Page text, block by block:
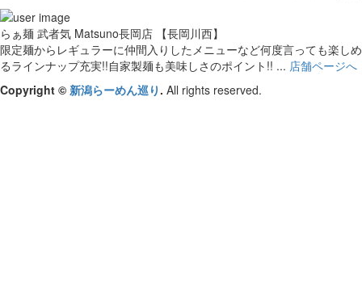
らぁ麺 武者気 Matsuno長岡店 【長岡川西】
限定麺からレギュラーに仲間入りしたメニューなど何度言っても楽しめ
るラインナップ充実!!自家製麺も美味しさのポイント!! ... 店舗ページへ
Copyright © 新潟らーめん巡り . All rights reserved.